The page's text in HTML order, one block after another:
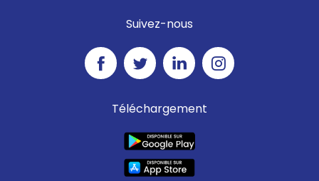
Suivez-nous
Téléchargement